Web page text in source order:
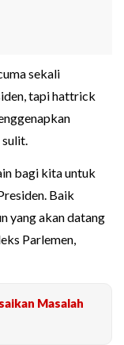
sekali
tapi hattrick
bagi kita untuk
Baik
yang akan datang
Parlemen,
Masalah